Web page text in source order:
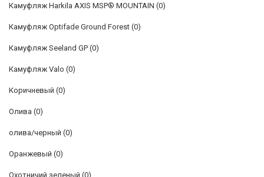
Камуфляж Harkila AXIS MSP® MOUNTAIN (0)
Камуфляж Optifade Ground Forest (0)
Камуфляж Seeland GP (0)
Камуфляж Valo (0)
Коричневый (0)
Олива (0)
олива/черный (0)
Оранжевый (0)
Охотничий зеленый (0)